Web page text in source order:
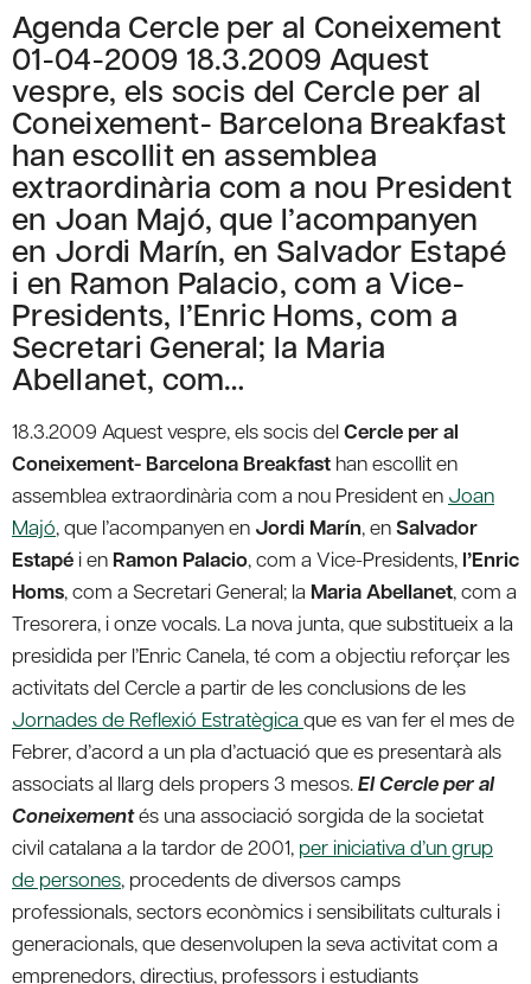
Agenda Cercle per al Coneixement
01-04-2009 18.3.2009 Aquest
vespre, els socis del Cercle per al
Coneixement- Barcelona Breakfast
han escollit en assemblea
extraordinària com a nou President
en Joan Majó, que l’acompanyen
en Jordi Marín, en Salvador Estapé
i en Ramon Palacio, com a Vice-
Presidents, l’Enric Homs, com a
Secretari General; la Maria
Abellanet, com…
18.3.2009 Aquest vespre, els socis delCercle per al
Coneixement- Barcelona Breakfast han escollit en
assemblea extraordinària com a nou President en Joan
Majó, que l’acompanyen en Jordi Marín, enSalvador
Estapé i en Ramon Palacio, com a Vice-Presidents, l’Enric
Homs, com a Secretari General; la Maria Abellanet, com a
Tresorera, i onze vocals. La nova junta, que substitueix a la
presidida per l’Enric Canela, té com a objectiu reforçar les
activitats del Cercle a partir de les conclusions de les
Jornades de Reflexió Estratègica que es van fer el mes de
Febrer, d’acord a un pla d’actuació que es presentarà als
associats al llarg dels propers 3 mesos.El Cercle per al
Coneixementés una associació sorgida de la societat
civil catalana a la tardor de 2001, per iniciativa d’un grup
de persones, procedents de diversos camps
professionals, sectors econòmics i sensibilitats culturals i
generacionals, que desenvolupen la seva activitat com a
emprenedors, directius, professors i estudiants